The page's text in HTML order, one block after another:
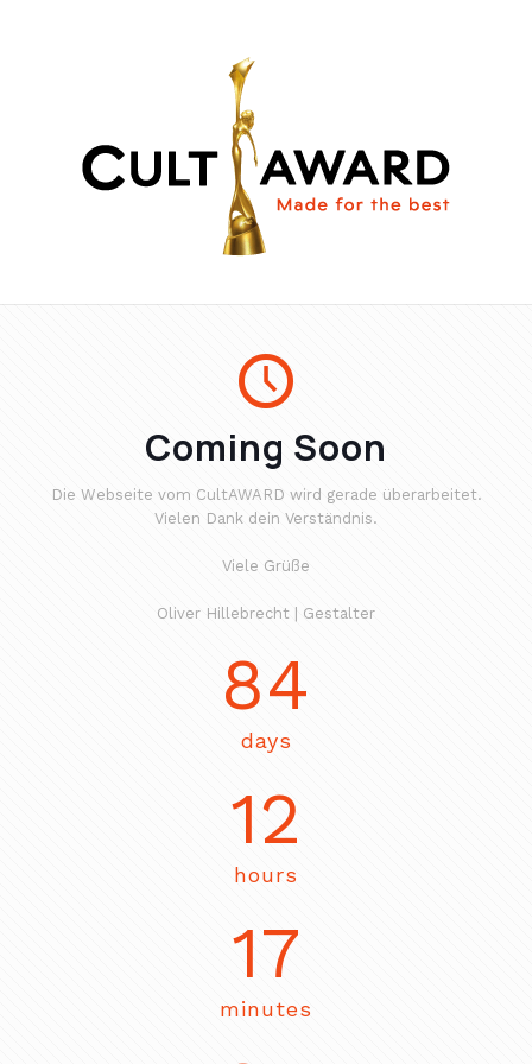
Coming Soon
Die Webseite vom CultAWARD wird gerade überarbeitet.
Vielen Dank dein Verständnis.
Viele Grüße
Oliver Hillebrecht | Gestalter
84
days
12
hours
17
minutes